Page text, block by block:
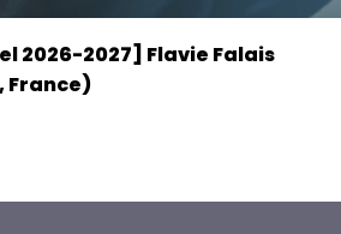
2026-2027] Flavie Falais
France)